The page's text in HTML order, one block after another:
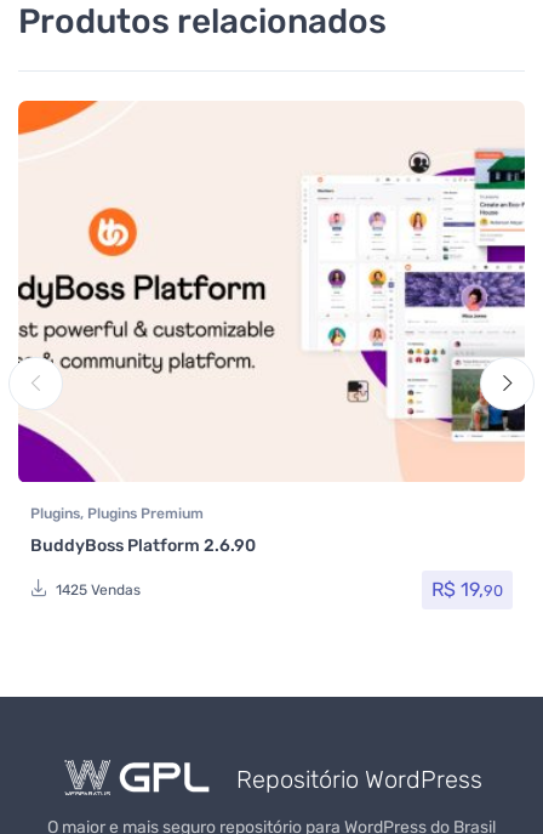
Produtos relacionados
Plugins, Plugins Premium
BuddyBoss Platform 2.6.90
1425 Vendas R$ 19,90
Repositório WordPress
O maior e mais seguro repositório para WordPress do Brasil